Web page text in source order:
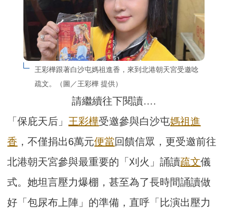
王彩樺跟著白沙屯媽祖進香，來到北港朝天宮受邀唸
疏文。（圖／王彩樺 提供）
請繼續往下閱讀….
「保庇天后」 王彩樺受邀參與白沙屯媽祖進
香 ，不僅捐出6萬元便當回饋信眾，更受邀前往
北港朝天宮參與最重要的「刈火」誦讀疏文儀
式。她坦言壓力爆棚，甚至為了長時間誦讀做
好「包尿布上陣」的準備，直呼「比演出壓力